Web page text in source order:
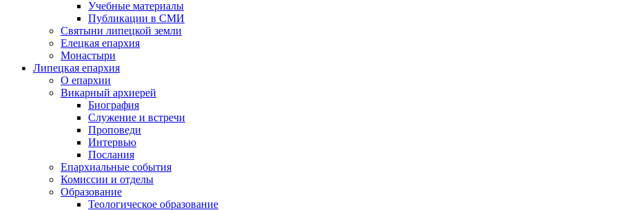
Учебные материалы
Публикации в СМИ
Святыни липецкой земли
Елецкая епархия
Монастыри
Липецкая епархия
О епархии
Викарный архиерей
Биография
Служение и встречи
Проповеди
Интервью
Послания
Епархиальные события
Комиссии и отделы
Образование
Теологическое образование